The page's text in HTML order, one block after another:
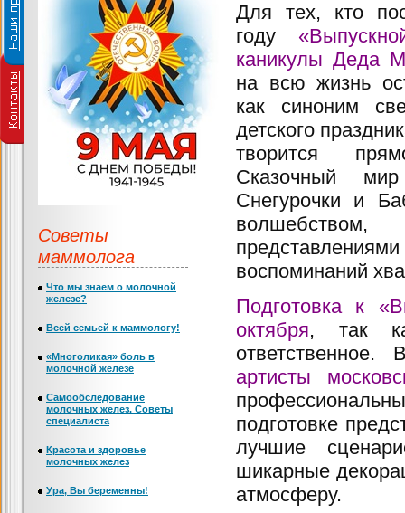
Для тех, кто
году
каникулы Деда
на всю жизнь
как синоним
детского
творится
Сказочный
Снегурочки и
воспоминаний
Подготовка к
октября, так
ответственное.
артисты
подготовке
лучшие
шикарные
атмосферу.
Советы
маммолога
Что мы знаем о молочной
железе?
Всей семьей к маммологу!
«Многоликая» боль в
молочной железе
Самообследование
молочных желез. Советы
специалиста
Красота и здоровье
молочных желез
Ура, Вы беременны!